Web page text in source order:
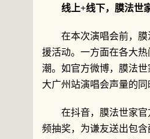
线上+线下，膜法世
在本次演唱会前，
援活动。一方面在各大
潮。如官方微博，膜法
大广州站演唱会声量的同
在抖音，膜法世家
频抽奖，为谦友送出包